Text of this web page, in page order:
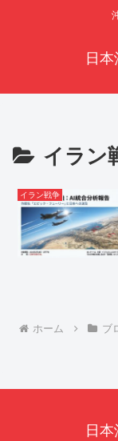
日
イラン
イラン戦争
ホーム ブ
日